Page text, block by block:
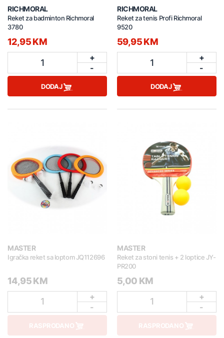
RICHMORAL
Reket za badminton Richmoral
3780
12,95 KM
1
+
-
DODAJ
RICHMORAL
Reket za tenis Profi Richmoral
9520
59,95 KM
1
+
-
DODAJ
MASTER
Igračka reket sa loptom JQ112696
14,95 KM
1
+
-
RASPRODANO
MASTER
Reket za stoni tenis + 2 loptice JY-
PR200
5,00 KM
1
+
-
RASPRODANO